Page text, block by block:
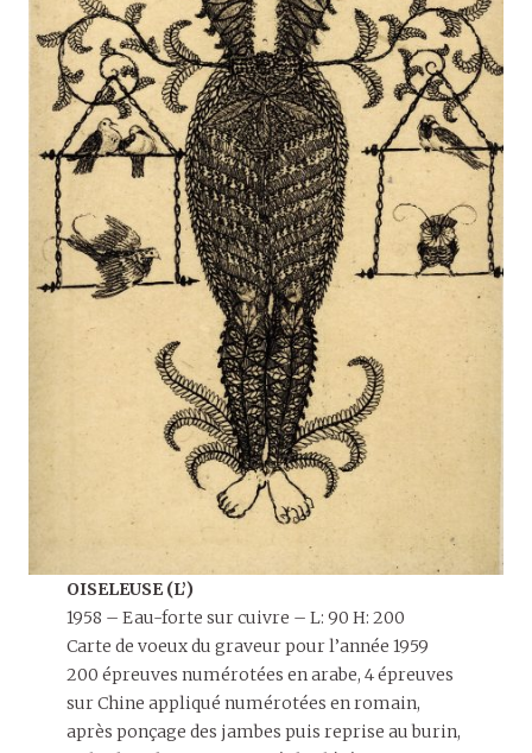
OISELEUSE (L’)
1958 – Eau-forte sur cuivre – L: 90 H: 200
Carte de voeux du graveur pour l’année 1959
200 épreuves numérotées en arabe, 4 épreuves
sur Chine appliqué numérotées en romain,
après ponçage des jambes puis reprise au burin,